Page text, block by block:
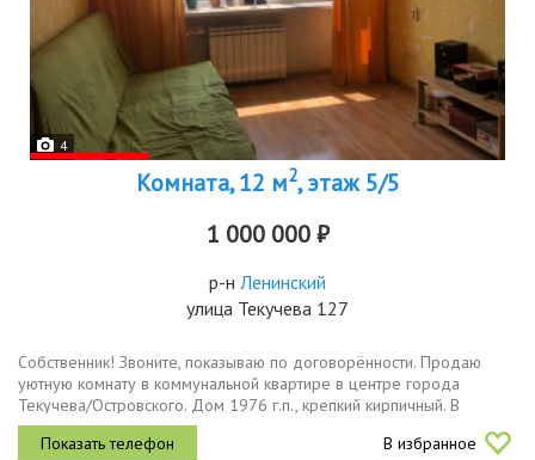
4
Комната, 12 м2, этаж 5/5
1 000 000 ₽
р-н Ленинский
улица Текучева 127
Собственник! Звоните, показываю по договорённости. Продаю
уютную комнату в коммунальной квартире в центре города
Текучева/Островского. Дом 1976 г.п., крепкий кирпичный. В
шаговой доступности развитая инфраструктура, есть всё
необходимое для...
В избранное